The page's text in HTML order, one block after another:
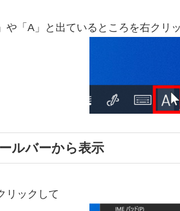
や「A」と出ているところを右クリ
ルバーから表示
リックして